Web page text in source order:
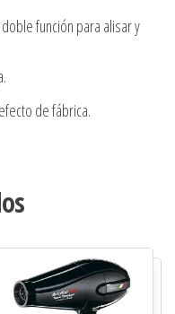
función para alisar y
de fábrica.